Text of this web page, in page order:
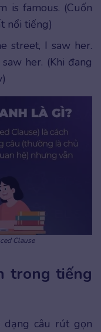
is famous. (Cuốn
nổi tiếng)
street, I saw her.
her. (Khi đang
Clause
trong tiếng
dạng câu rút gọn